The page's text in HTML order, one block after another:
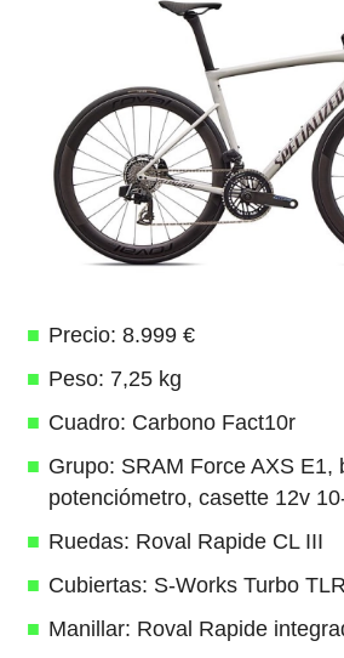
Precio: 8.999 €
Peso: 7,25 kg
Cuadro: Carbono Fact10r
Grupo: SRAM Force AXS E1,
potenciómetro, casette 12v
Ruedas: Roval Rapide CL III
Cubiertas: S-Works Turbo
Manillar: Roval Rapide